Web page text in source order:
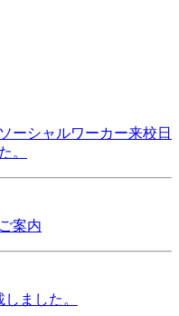
ーシャルワーカー来校日
。
案内
ました。